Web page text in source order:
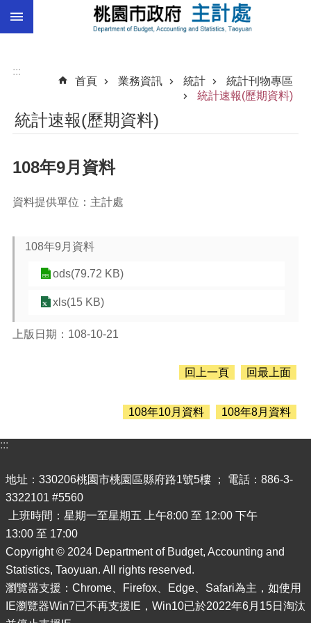
跳到主要內容區塊
總
算
階
尋
公
告
通
訊
錄
業
務
資
訊
便
:::
首頁
業務資訊 統計
統計刊物專區
統計速報(歷期資料)
統計速報(歷期資料)
108年9月資料
資料提供單位：主計處
108年9月資料
ods(79.72 KB)
xls(15 KB)
上版日期：108-10-21
回上一頁 回最上面
108年10月資料 108年8月資料
:::
地址：330206桃園市桃園區縣府路1號5樓 ； 電話：886-3-
3322101 #5560
上班時間：星期一至星期五 上午8:00 至 12:00 下午
13:00 至 17:00
Copyright © 2024 Department of Budget, Accounting and
Statistics, Taoyuan. All rights reserved.
瀏覽器支援：Chrome、Firefox、Edge、Safari為主，如使用
IE瀏覽器Win7已不再支援IE，Win10已於2022年6月15日淘汰